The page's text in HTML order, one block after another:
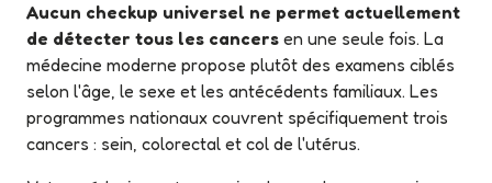
Aucun checkup universel ne permet actuellement
de détecter tous les cancers en une seule fois. La
médecine moderne propose plutôt des examens ciblés
selon l'âge, le sexe et les antécédents familiaux. Les
programmes nationaux couvrent spécifiquement trois
cancers : sein, colorectal et col de l'utérus.